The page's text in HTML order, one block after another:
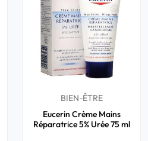
BIEN-ÊTRE
Eucerin Crème Mains
Réparatrice 5% Urée 75 ml